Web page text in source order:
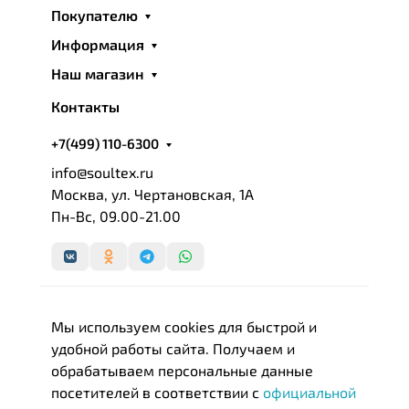
от поставки сырья до изготовления товара, а
также отслеживают все современные тендеции
рынка домашенго текстиля.
Покупателю
Информация
Наш магазин
Контакты
+7(499) 110-6300
info@soultex.ru
Москва, ул. Чертановская, 1А
Пн-Вс, 09.00-21.00
Мы используем cookies для быстрой и
удобной работы сайта. Получаем и
обрабатываем персональные данные
посетителей в соответствии с официальной